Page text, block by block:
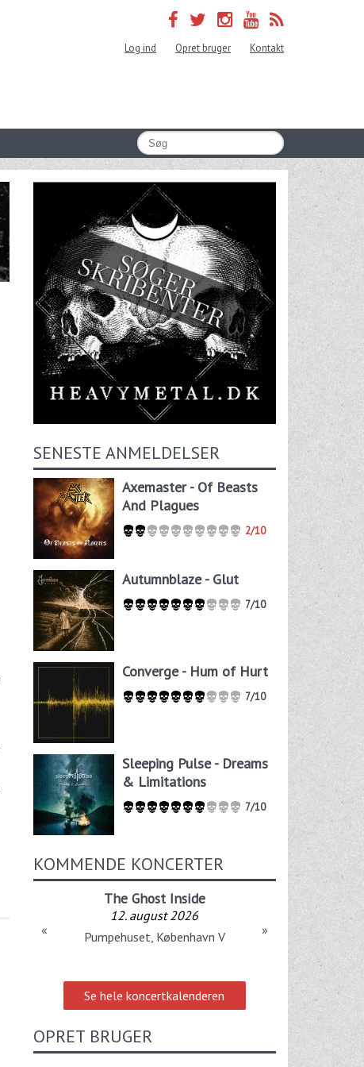
Log ind Opret bruger Kontakt
SENESTE ANMELDELSER
Axemaster - Of Beasts
And Plagues
2/10
Autumnblaze - Glut
7/10
Converge - Hum of Hurt
7/10
Sleeping Pulse - Dreams
& Limitations
7/10
KOMMENDE KONCERTER
The Ghost Inside
12. august 2026
Pumpehuset, København V
« »
Se hele koncertkalenderen
OPRET BRUGER